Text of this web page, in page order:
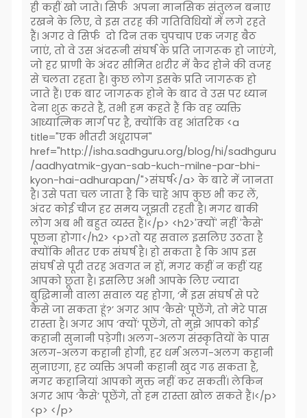
ही कहीं खो जाते। सिर्फ अपना मानसिक संतुलन बनाए
रखने के लिए, वे इस तरह की गतिविधियों में लगे रहते
हैं। अगर वे सिर्फ दो दिन तक चुपचाप एक जगह बैठ
जाएं, तो वे उस अंदरूनी संघर्ष के प्रति जागरूक हो जाएंगे,
जो हर प्राणी के अंदर सीमित शरीर में कैद होने की वजह
से चलता रहता है। कुछ लोग इसके प्रति जागरूक हो
जाते हैं। एक बार जागरूक होने के बाद वे उस पर ध्यान
देना शुरू करते हैं, तभी हम कहते हैं कि वह व्यक्ति
आध्यात्मिक मार्ग पर है, क्योंकि वह आंतरिक <a
title="एक भीतरी अधूरापन"
href="http://isha.sadhguru.org/blog/hi/sadhguru
/aadhyatmik-gyan-sab-kuch-milne-par-bhi-
kyon-hai-adhurapan/">संघर्ष</a> के बारे में जानता
है। उसे पता चल जाता है कि चाहे आप कुछ भी कर लें,
अंदर कोई चीज हर समय जूझती रहती है। मगर बाकी
लोग अब भी बहुत व्यस्त हैं।</p> <h2>'क्यों' नहीं 'कैसे'
पूछना होगा</h2> <p>तो यह सवाल इसलिए उठता है
क्योंकि भीतर एक संघर्ष है। हो सकता है कि आप इस
संघर्ष से पूरी तरह अवगत न हों, मगर कहीं न कहीं यह
आपको छूता है। इसलिए अभी आपके लिए ज्यादा
बुद्धिमानी वाला सवाल यह होगा, ‘मैं इस संघर्ष से परे
कैसे जा सकता हूं?’ अगर आप ‘कैसे’ पूछेंगे, तो मेरे पास
रास्ता है। अगर आप ‘क्यों’ पूछेंगे, तो मुझे आपको कोई
कहानी सुनानी पड़ेगी। अलग-अलग संस्कृतियों के पास
अलग-अलग कहानी होगी, हर धर्म अलग-अलग कहानी
सुनाएगा, हर व्यक्ति अपनी कहानी खुद गढ़ सकता है,
मगर कहानियां आपको मुक्त नहीं कर सकतीं। लेकिन
अगर आप ‘कैसे’ पूछेंगे, तो हम रास्ता खोल सकते हैं।</p>
<p> </p>